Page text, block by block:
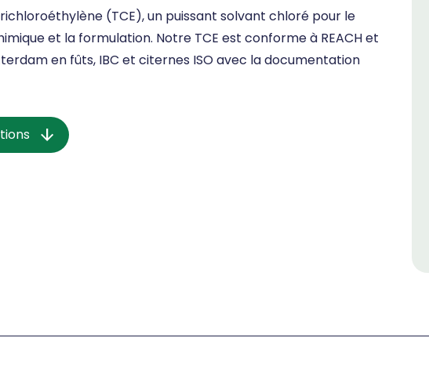
(TCE), un puissant solvant chloré pour le
et la formulation. Notre TCE est conforme à REACH et
en fûts, IBC et citernes ISO avec la documentation